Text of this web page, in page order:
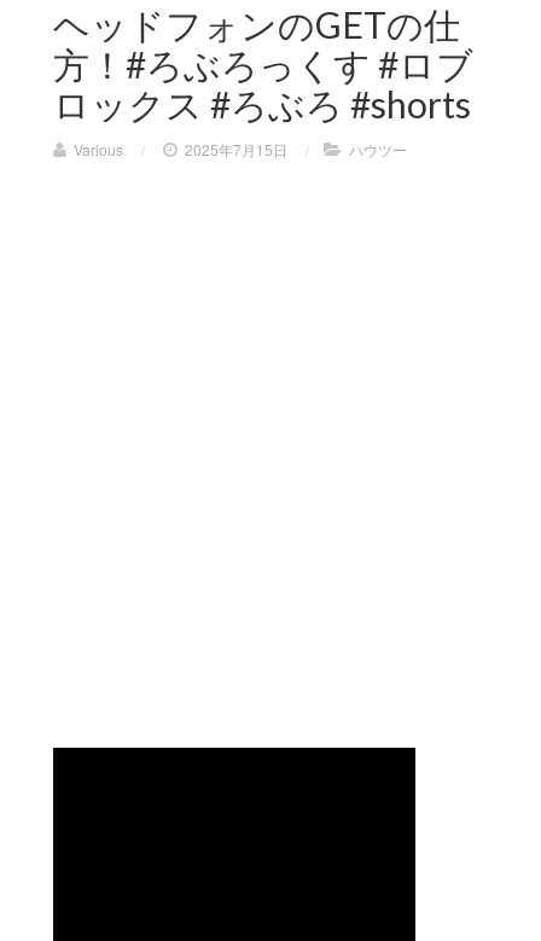
ヘッドフォンのGETの仕
方！#ろぶろっくす #ロブ
ロックス #ろぶろ #shorts
Various / 2025年7月15日 / ハウツー